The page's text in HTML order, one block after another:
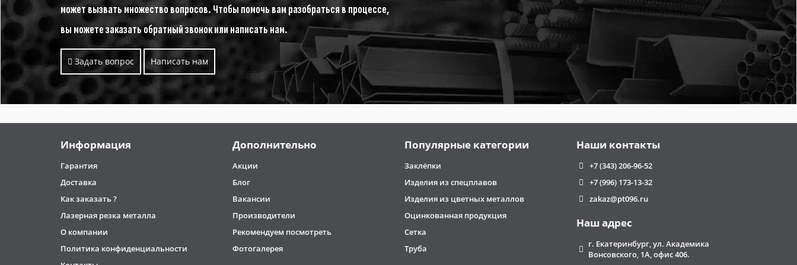
может вызвать множество вопросов. Чтобы помочь вам разобраться в процессе,
вы можете заказать обратный звонок или написать нам.
Задать вопрос Написать нам
Информация
Гарантия
Доставка
Как заказать ?
Лазерная резка металла
О компании
Политика конфиденциальности
Дополнительно
Акции
Блог
Вакансии
Производители
Рекомендуем посмотреть
Фотогалерея
Популярные категории
Заклёпки
Изделия из спецплавов
Изделия из цветных металлов
Оцинкованная продукция
Сетка
Труба
Наши контакты
+7 (343) 206-96-52
+7 (996) 173-13-32
zakaz@pt096.ru
Наш адрес
г. Екатеринбург, ул. Академика
Вонсовского, 1А, офис 406.